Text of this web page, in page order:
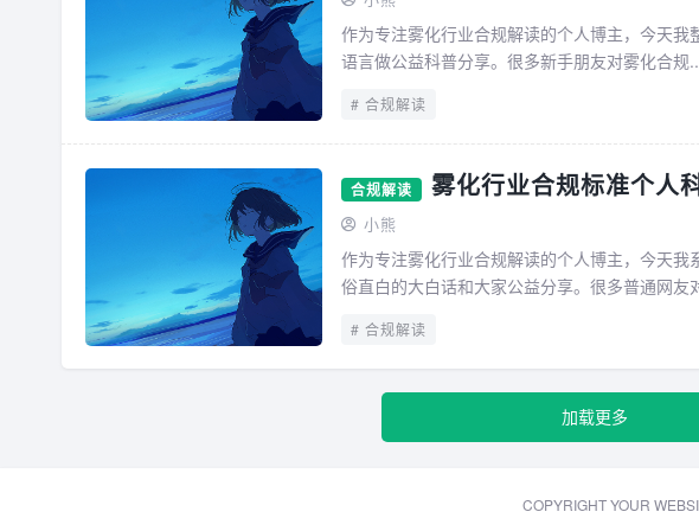
作为专注雾化行业合规解读的个人博主，今天
语言做公益科普分享。很多新手朋友对雾化合规
合规解读
合规解读 雾化行业合规标准个人
小熊
作为专注雾化行业合规解读的个人博主，今天
俗直白的大白话和大家公益分享。很多普通网
合规解读
加载更多
COPYRIGHT YOUR